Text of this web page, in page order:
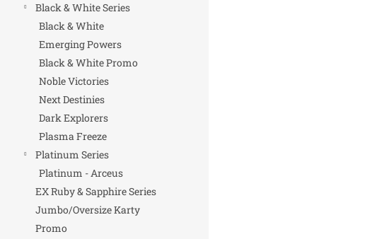
Black & White Series
Black & White
Emerging Powers
Black & White Promo
Noble Victories
Next Destinies
Dark Explorers
Plasma Freeze
Platinum Series
Platinum - Arceus
EX Ruby & Sapphire Series
Jumbo/Oversize Karty
Promo